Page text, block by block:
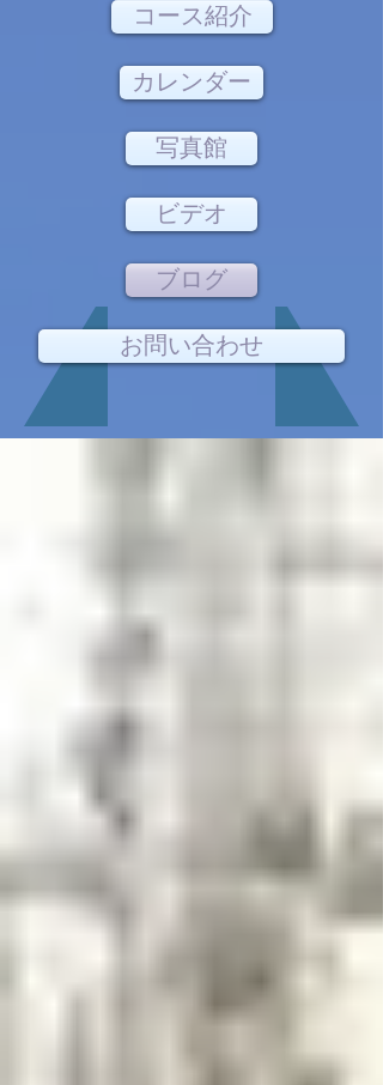
コース紹介
カレンダー
写真館
ビデオ
ブログ
お問い合わせ